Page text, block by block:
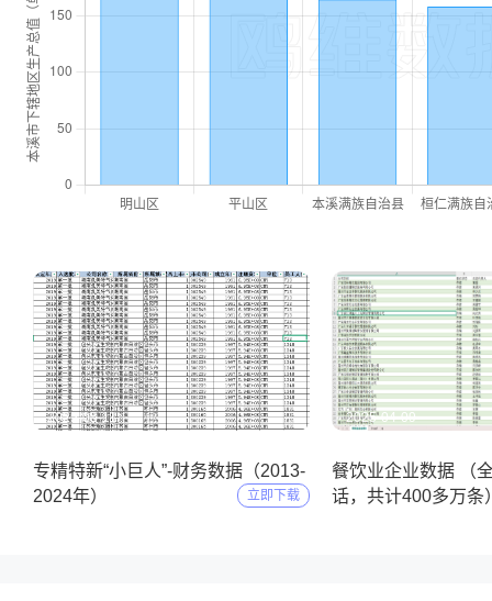
2025-05-11
专精特新“小巨人”-财务数据（2013-
2024年）
立即下载
2025-04-09
餐饮业企业数据 （
话，共计400多万条